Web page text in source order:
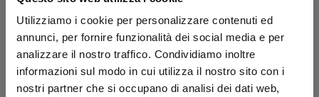
Utilizziamo i cookie per personalizzare contenuti ed
annunci, per fornire funzionalità dei social media e per
analizzare il nostro traffico. Condividiamo inoltre
informazioni sul modo in cui utilizza il nostro sito con i
nostri partner che si occupano di analisi dei dati web,